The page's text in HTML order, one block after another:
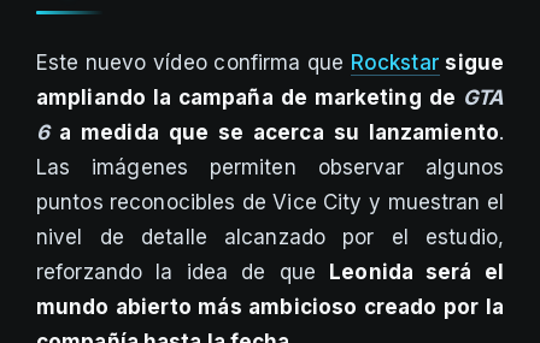
Este nuevo vídeo confirma que Rockstar sigue
ampliando la campaña de marketing de GTA
6a medida que se acerca su lanzamiento.
Las imágenes permiten observar algunos
puntos reconocibles de Vice City y muestran el
nivel de detalle alcanzado por el estudio,
reforzando la idea de que
Leonida será el
mundo abierto más ambicioso creado por la